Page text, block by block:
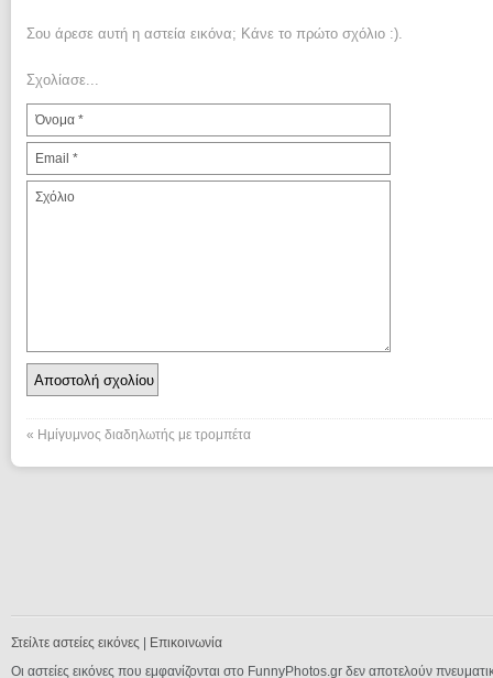
Σου άρεσε αυτή η αστεία εικόνα; Κάνε το πρώτο σχόλιο :).
Σχολίασε...
« Ημίγυμνος διαδηλωτής με τρομπέτα
Στείλτε αστείες εικόνες
Επικοινωνία
Οι αστείες εικόνες που εμφανίζονται στο FunnyPhotos.gr δεν αποτελούν